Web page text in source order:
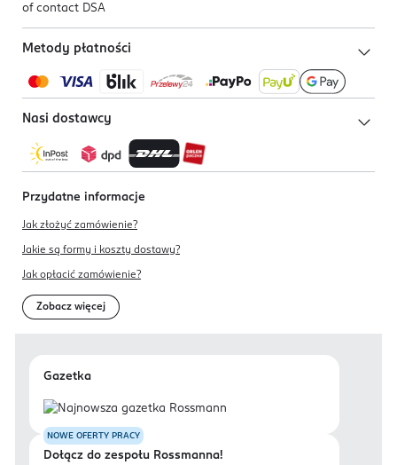
of contact DSA
Metody płatności
Nasi dostawcy
Przydatne informacje
Jak złożyć zamówienie?
Jakie są formy i koszty dostawy?
Jak opłacić zamówienie?
Zobacz więcej
Gazetka
NOWE OFERTY PRACY
Dołącz do zespołu Rossmanna!